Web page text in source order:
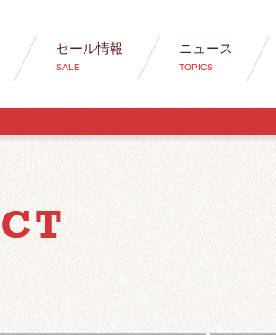
セール情報
SALE
ニュース
TOPICS